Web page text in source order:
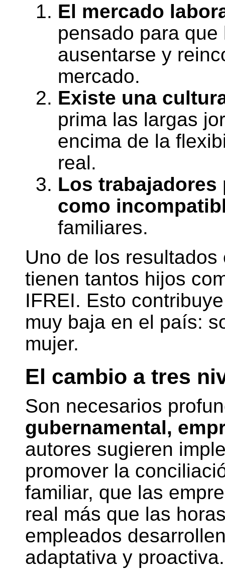
El mercado
pensado para
ausentarse y
mercado.
Existe una
prima las largas
encima de la
real.
Los
como
familiares.
Uno de los
tienen tantos hijos
IFREI. Esto
muy baja en el país:
mujer.
El cambio a tres
Son necesarios
gubernamental,
autores sugieren
promover la
familiar, que las
real más que las
empleados
adaptativa y proactiva.